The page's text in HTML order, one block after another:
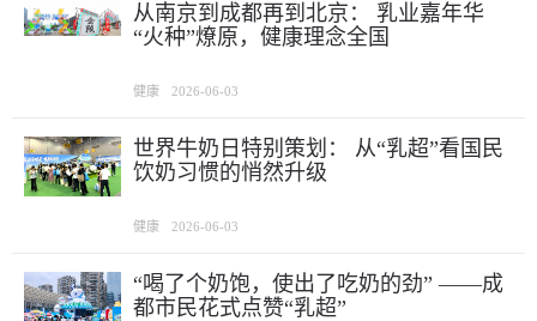
从南京到成都再到北京： 乳业嘉年华
“火种”燎原，健康理念全国
健康 2026-06-03
世界牛奶日特别策划： 从“乳超”看国民
饮奶习惯的悄然升级
健康 2026-06-03
“喝了个奶饱，使出了吃奶的劲” ——成
都市民花式点赞“乳超”